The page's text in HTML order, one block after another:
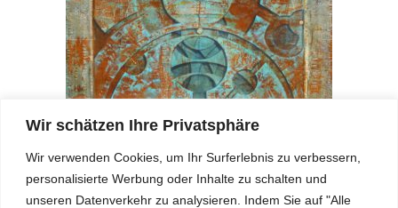
Wir schätzen Ihre Privatsphäre
Wir verwenden Cookies, um Ihr Surferlebnis zu verbessern,
personalisierte Werbung oder Inhalte zu schalten und
unseren Datenverkehr zu analysieren. Indem Sie auf "Alle